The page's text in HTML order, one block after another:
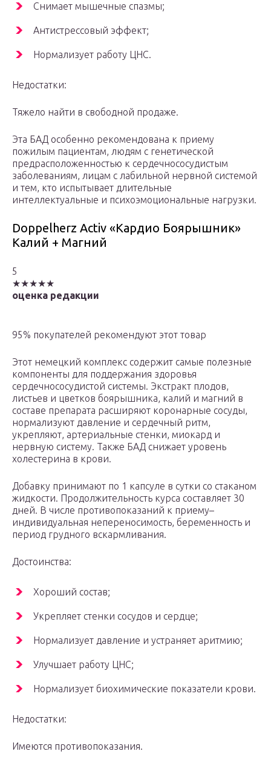
Снимает мышечные спазмы;
Антистрессовый эффект;
Нормализует работу ЦНС.
Недостатки:
Тяжело найти в свободной продаже.
Эта БАД особенно рекомендована к приему
пожилым пациентам, людям с генетической
предрасположенностью к сердечнососудистым
заболеваниям, лицам с лабильной нервной системой
и тем, кто испытывает длительные
интеллектуальные и психоэмоциональные нагрузки.
Doppelherz Activ «Кардио Боярышник»
Калий + Магний
5
★★★★★
оценка редакции
95% покупателей рекомендуют этот товар
Этот немецкий комплекс содержит самые полезные
компоненты для поддержания здоровья
сердечнососудистой системы. Экстракт плодов,
листьев и цветков боярышника, калий и магний в
составе препарата расширяют коронарные сосуды,
нормализуют давление и сердечный ритм,
укрепляют, артериальные стенки, миокард и
нервную систему. Также БАД снижает уровень
холестерина в крови.
Добавку принимают по 1 капсуле в сутки со стаканом
жидкости. Продолжительность курса составляет 30
дней. В числе противопоказаний к приему–
индивидуальная непереносимость, беременность и
период грудного вскармливания.
Достоинства:
Хороший состав;
Укрепляет стенки сосудов и сердце;
Нормализует давление и устраняет аритмию;
Улучшает работу ЦНС;
Нормализует биохимические показатели крови.
Недостатки:
Имеются противопоказания.